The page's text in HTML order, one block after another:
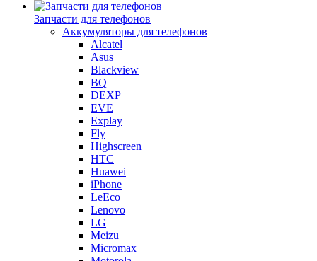
Запчасти для телефонов
Аккумуляторы для телефонов
Alcatel
Asus
Blackview
BQ
DEXP
EVE
Explay
Fly
Highscreen
HTC
Huawei
iPhone
LeEco
Lenovo
LG
Meizu
Micromax